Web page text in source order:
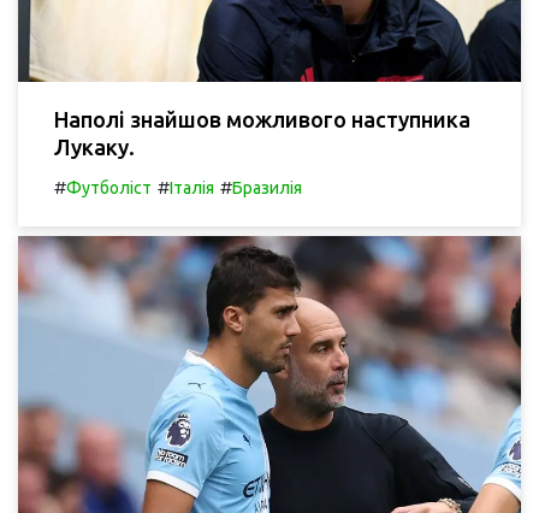
Наполі знайшов можливого наступника
Лукаку.
#Футболіст #Італія #Бразилія